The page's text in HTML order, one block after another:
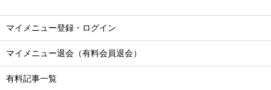
マイメニュー登録・ログイン
マイメニュー退会（有料会員退会）
有料記事一覧